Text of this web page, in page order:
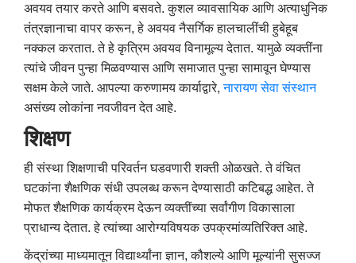
अवयव तयार करते आणि बसवते. कुशल व्यावसायिक आणि अत्याधुनिक
तंत्रज्ञानाचा वापर करून, हे अवयव नैसर्गिक हालचालींची हुबेहूब
नक्कल करतात. ते हे कृत्रिम अवयव विनामूल्य देतात. यामुळे व्यक्तींना
त्यांचे जीवन पुन्हा मिळवण्यास आणि समाजात पुन्हा सामावून घेण्यास
सक्षम केले जाते. आपल्या करुणामय कार्याद्वारे,नारायणसेवा संस्थान
असंख्य लोकांना नवजीवन देत आहे.
शिक्षण
ही संस्था शिक्षणाची परिवर्तन घडवणारी शक्ती ओळखते. ते वंचित
घटकांना शैक्षणिक संधी उपलब्ध करून देण्यासाठी कटिबद्ध आहेत. ते
मोफत शैक्षणिक कार्यक्रम देऊन व्यक्तींच्या सर्वांगीण विकासाला
प्राधान्य देतात. हे त्यांच्या आरोग्यविषयक उपक्रमांव्यतिरिक्त आहे.
केंद्रांच्या माध्यमातून विद्यार्थ्यांना ज्ञान, कौशल्ये आणि मूल्यांनी सुसज्ज